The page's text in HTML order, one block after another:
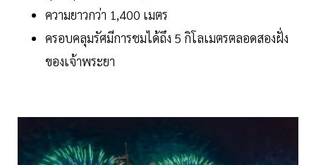
ความยาวกว่า 1,400 เมตร
ครอบคลุมรัศมีการชมได้ถึง 5 กิโลเมตรตลอดสองฝั่ง
ของเจ้าพระยา